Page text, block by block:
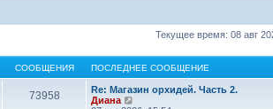
Текущее время: 08 авг
СООБЩЕНИЯ ПОСЛЕДНЕЕ СООБЩЕНИЕ
73958
Re: Магазин орхидей. Часть 2.
Диана